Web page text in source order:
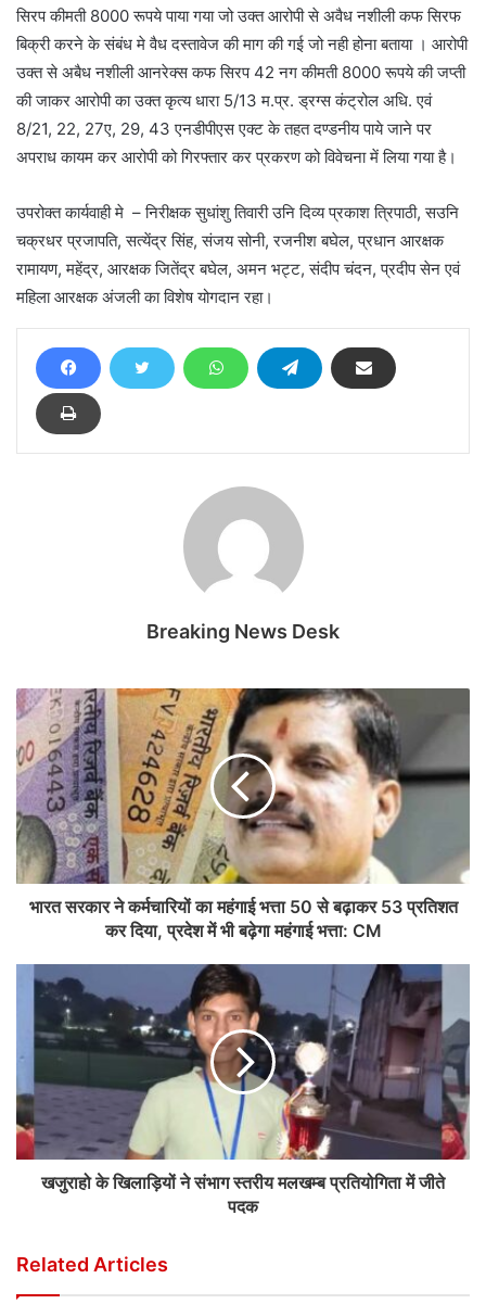
सिरप कीमती 8000 रूपये पाया गया जो उक्त आरोपी से अवैध नशीली कफ सिरफ
बिक्री करने के संबंध मे वैध दस्तावेज की माग की गई जो नही होना बताया । आरोपी
उक्त से अबैध नशीली आनरेक्स कफ सिरप 42 नग कीमती 8000 रूपये की जप्ती
की जाकर आरोपी का उक्त कृत्य धारा 5/13 म.प्र. ड्रग्स कंट्रोल अधि. एवं
8/21, 22, 27ए, 29, 43 एनडीपीएस एक्ट के तहत दण्डनीय पाये जाने पर
अपराध कायम कर आरोपी को गिरफ्तार कर प्रकरण को विवेचना में लिया गया है।
उपरोक्त कार्यवाही मे – निरीक्षक सुधांशु तिवारी उनि दिव्य प्रकाश त्रिपाठी, सउनि
चक्रधर प्रजापति, सत्येंद्र सिंह, संजय सोनी, रजनीश बघेल, प्रधान आरक्षक
रामायण, महेंद्र, आरक्षक जितेंद्र बघेल, अमन भट्ट, संदीप चंदन, प्रदीप सेन एवं
महिला आरक्षक अंजली का विशेष योगदान रहा।
Breaking News Desk
भारत सरकार ने कर्मचारियों का महंगाई भत्ता 50 से बढ़ाकर 53 प्रतिशत
कर दिया, प्रदेश में भी बढ़ेगा महंगाई भत्ता: CM
खजुराहो के खिलाड़ियों ने संभाग स्तरीय मलखम्ब प्रतियोगिता में जीते
पदक
Related Articles